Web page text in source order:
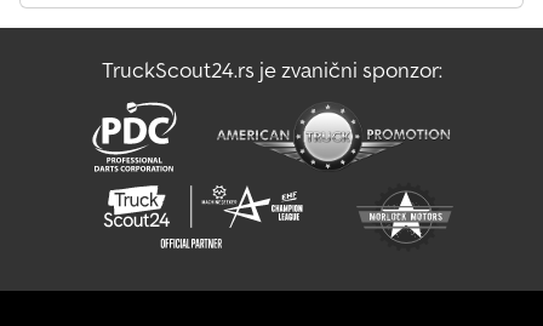
TruckScout24.rs je zvanični sponzor: